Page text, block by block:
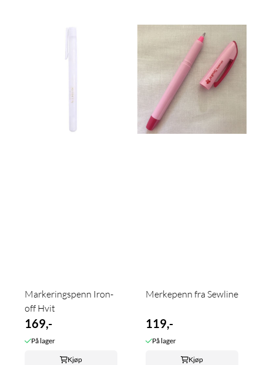
Markeringspenn Iron-
off Hvit
169,-
På lager
Kjøp
Merkepenn fra Sewline
119,-
På lager
Kjøp